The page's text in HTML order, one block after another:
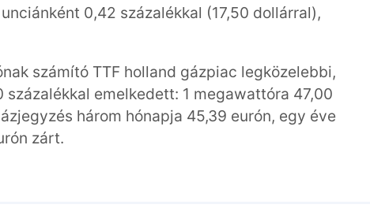
0,42 százalékkal (17,50 dollárral),
számító TTF holland gázpiac legközelebbi,
emelkedett: 1 megawattóra 47,00
három hónapja 45,39 eurón, egy éve
zárt.